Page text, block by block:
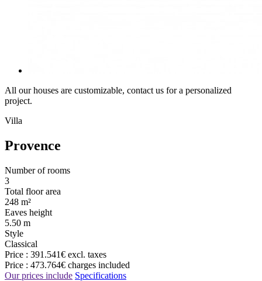
All our houses are customizable, contact us for a personalized
project.
Villa
Provence
Number of rooms
3
Total floor area
248 m²
Eaves height
5.50 m
Style
Classical
Price : 391.541€ excl. taxes
Price : 473.764€ charges included
Our prices include Specifications